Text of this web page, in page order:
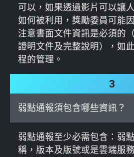
可以，如果透過影片可以讓
如何被利用，獎勵委員可能
注意書面文件資訊是必須的
證明文件及完整說明），如
程的管理。
3
弱點通報須包含哪些資訊？
弱點通報至少必需包含：弱
稱，版本及版號或是雲端服